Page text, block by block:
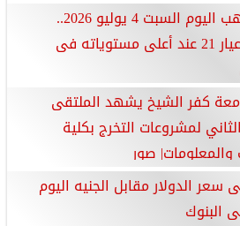
سعر الذهب اليوم السبت 4 يوليو 2026..
استقرار عيار 21 عند أعلى مستوياته فى
كفر الشيخ يشهد الملتقى
لمشروعات التخرج بكلية
والمعلومات| صور
الدولار مقابل الجنيه اليوم
البنوك